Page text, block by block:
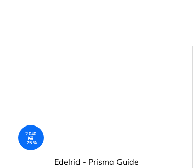
2 040
Kč
–25 %
Edelrid - Prisma Guide